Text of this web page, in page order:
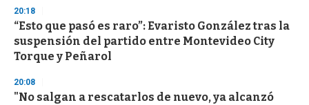
20:18
“Esto que pasó es raro”: Evaristo González tras la
suspensión del partido entre Montevideo City
Torque y Peñarol
20:08
"No salgan a rescatarlos de nuevo, ya alcanzó